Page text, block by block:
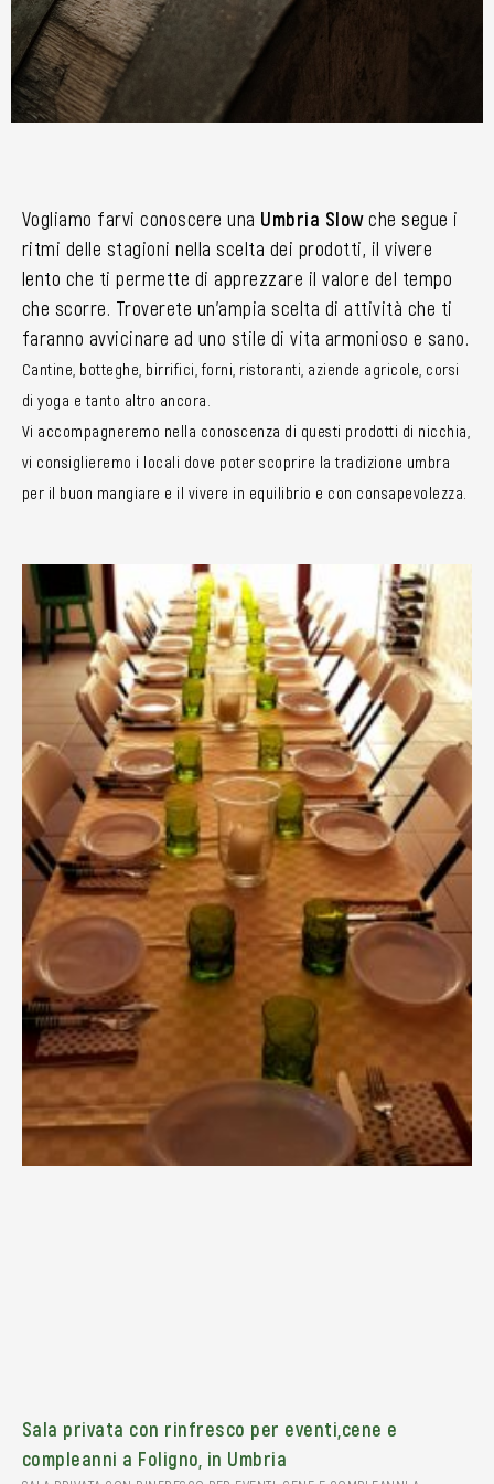
Vogliamo farvi conoscere una Umbria Slowche segue i
ritmi delle stagioni nella scelta dei prodotti, il vivere
lento che ti permette di apprezzare il valore del tempo
che scorre. Troverete un’ampia scelta di attività che ti
faranno avvicinare ad uno stile di vita armonioso e sano.
Cantine, botteghe, birrifici, forni, ristoranti, aziende agricole, corsi
di yoga e tanto altro ancora.
Vi accompagneremo nella conoscenza di questi prodotti di nicchia,
vi consiglieremo i locali dove poter scoprire la tradizione umbra
per il buon mangiare e il vivere in equilibrio e con consapevolezza.
Sala privata con rinfresco per eventi,cene e
compleanni a Foligno, in Umbria